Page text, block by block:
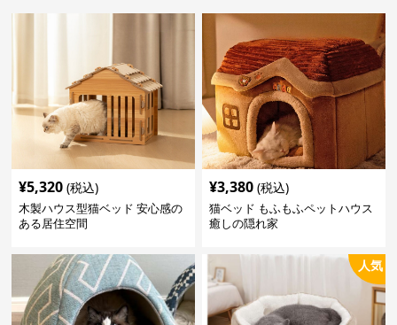
¥5,320 (税込)
木製ハウス型猫ベッド 安心感の
ある居住空間
¥3,380 (税込)
猫ベッド もふもふペットハウス
癒しの隠れ家
人気